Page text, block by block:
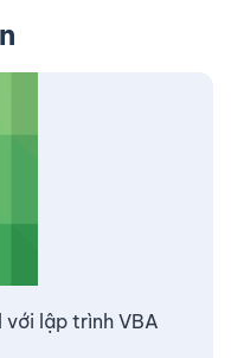
với lập trình VBA